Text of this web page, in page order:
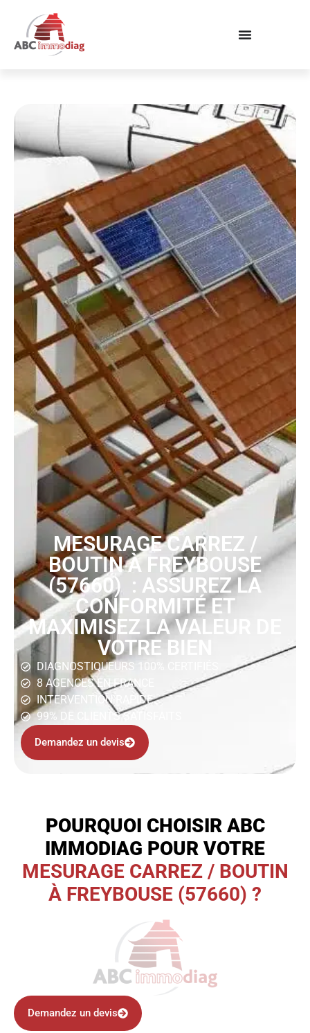
MESURAGE CARREZ /
BOUTIN À FREYBOUSE
(57660) : ASSUREZ LA
CONFORMITÉ ET
MAXIMISEZ LA VALEUR DE
VOTRE BIEN
DIAGNOSTIQUEURS 100% CERTIFIÉS
8 AGENCES EN FRANCE
INTERVENTION RAPIDE
99% DE CLIENTS SATISFAITS
Demandez un devis
POURQUOI CHOISIR ABC
IMMODIAG POUR VOTRE
MESURAGE CARREZ / BOUTIN
À FREYBOUSE (57660) ?
Demandez un devis